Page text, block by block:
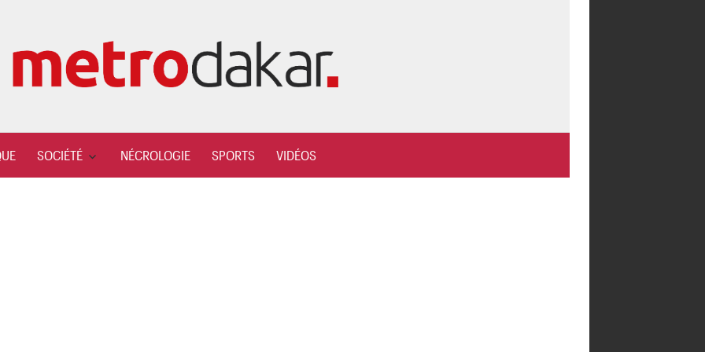
SOCIÉTÉ NÉCROLOGIE SPORTS VIDÉOS